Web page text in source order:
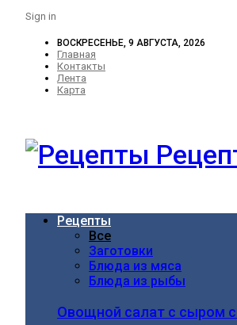
Sign in
ВОСКРЕСЕНЬЕ, 9 АВГУСТА, 2026
Главная
Контакты
Лента
Карта
Рецепты
Все
Заготовки
Блюда из мяса
Блюда из рыбы
Овощной салат с сыром